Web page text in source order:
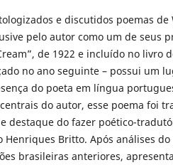
e discutidos poemas de
pelo autor como um de seus
de 1922 e incluído no livro
no ano seguinte – possui um
do poeta em língua
do autor, esse poema foi
destaque do fazer poético-
Henriques Britto. Após análises
brasileiras anteriores,